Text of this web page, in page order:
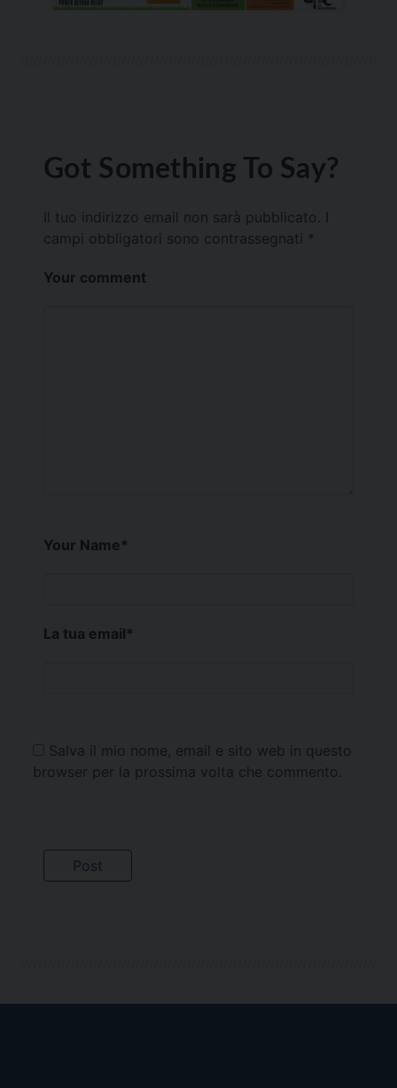
Got Something To Say?
Il tuo indirizzo email non sarà pubblicato.
campi obbligatori sono contrassegnati *
Your comment
Your Name*
La tua email*
Salva il mio nome, email e sito web in questo
browser per la prossima volta che commento.